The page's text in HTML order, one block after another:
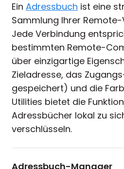
Ein Adressbuch ist eine
Sammlung Ihrer
Jede Verbindung
bestimmten Remote-
über einzigartige
Zieladresse, das
gespeichert) und die
Utilities bietet die
Adressbücher lokal zu
verschlüsseln.
Adressbuch-Manager
Unbeaufsichtigter Zugriff
Active Directory-
MSI-Konfiguration
Cloud & On-Premise